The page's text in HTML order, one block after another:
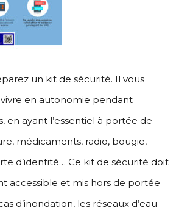
un kit de sécurité. Il vous
en autonomie pendant
en ayant l’essentiel à portée de
médicaments, radio, bougie,
d’identité… Ce kit de sécurité doit
accessible et mis hors de portée
d’inondation, les réseaux d’eau